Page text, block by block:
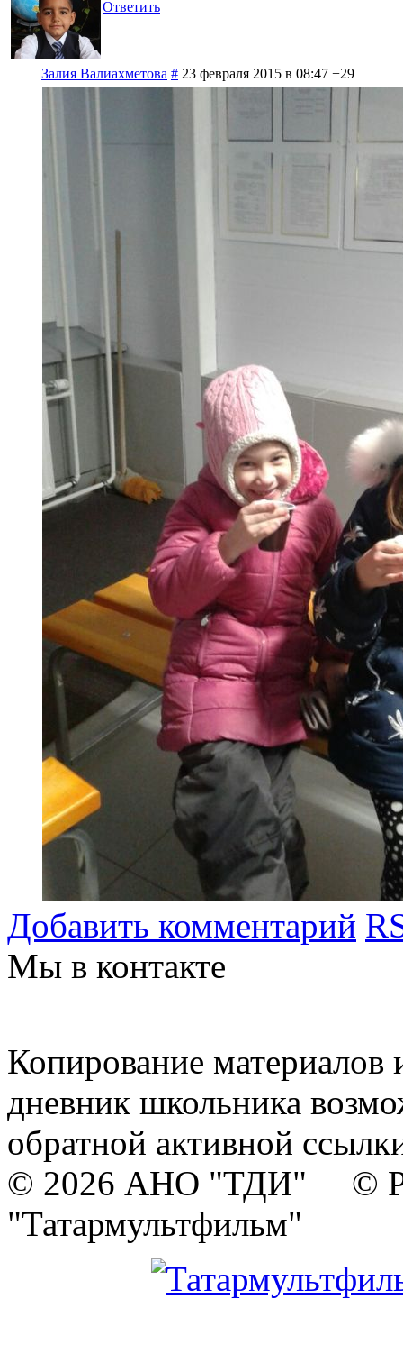
Ответить
Залия Валиахметова # 23 февраля 2015 в 08:47 +29
Добавить комментарий
Мы в контакте
Копирование материалов
дневник школьника
обратной активной
© 2026 АНО "ТДИ" ©
"Татармультфильм"